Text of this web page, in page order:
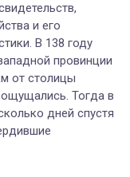
и его
В 138 году
провинции
от столицы
Тогда в
дней спустя